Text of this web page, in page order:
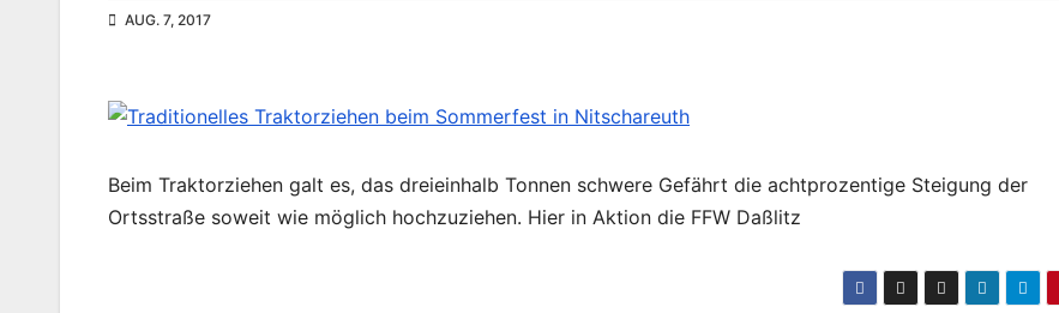
AUG. 7, 2017
Beim Traktorziehen galt es, das dreieinhalb Tonnen schwere Gefährt die achtprozentige Steigung der
Ortsstraße soweit wie möglich hochzuziehen. Hier in Aktion die FFW Daßlitz